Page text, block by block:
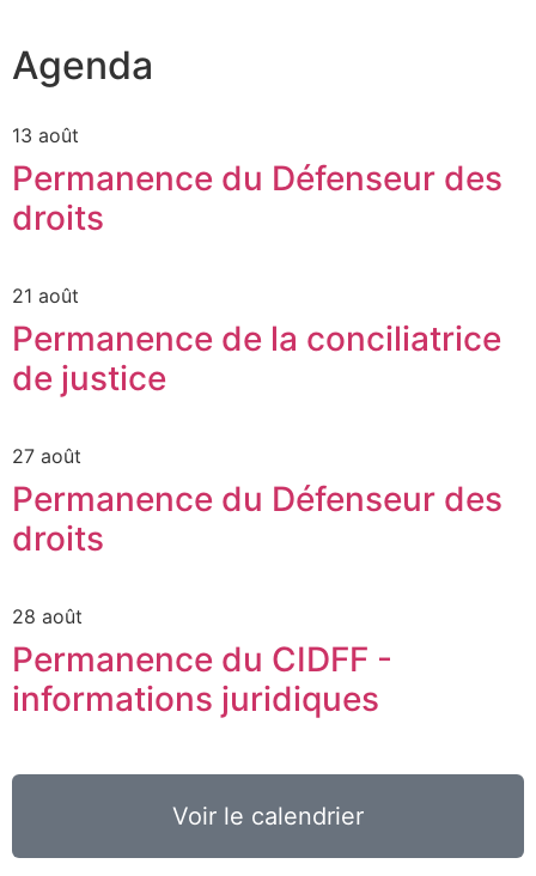
Agenda
13 août
Permanence du Défenseur des
droits
21 août
Permanence de la conciliatrice
de justice
27 août
Permanence du Défenseur des
droits
28 août
Permanence du CIDFF -
informations juridiques
Voir le calendrier